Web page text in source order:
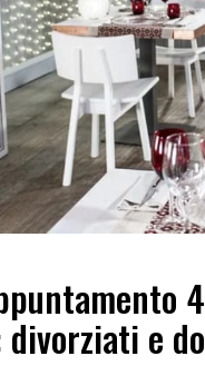
e